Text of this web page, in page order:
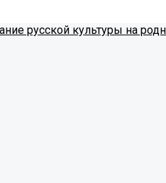
русской культуры на